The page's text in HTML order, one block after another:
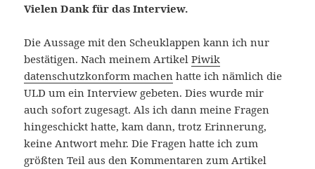
Vielen Dank für das Interview.
Die Aussage mit den Scheuklappen kann ich nur
bestätigen. Nach meinem ArtikelPiwik
datenschutzkonform machen hatte ich nämlich die
ULD um ein Interview gebeten. Dies wurde mir
auch sofort zugesagt. Als ich dann meine Fragen
hingeschickt hatte, kam dann, trotz Erinnerung,
keine Antwort mehr. Die Fragen hatte ich zum
größten Teil aus den Kommentaren zum Artikel